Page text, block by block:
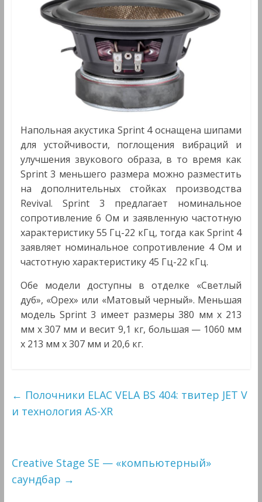
Напольная акустика Sprint 4 оснащена шипами
для устойчивости, поглощения вибраций и
улучшения звукового образа, в то время как
Sprint 3 меньшего размера можно разместить
на дополнительных стойках производства
Revival. Sprint 3 предлагает номинальное
сопротивление 6 Ом и заявленную частотную
характеристику 55 Гц-22 кГц, тогда как Sprint 4
заявляет номинальное сопротивление 4 Ом и
частотную характеристику 45 Гц-22 кГц.
Обе модели доступны в отделке «Светлый
дуб», «Орех» или «Матовый черный». Меньшая
модель Sprint 3 имеет размеры 380 мм x 213
мм x 307 мм и весит 9,1 кг, большая — 1060 мм
x 213 мм x 307 мм и 20,6 кг.
← Полочники ELAC VELA BS 404: твитер JET V
и технология AS-XR
Creative Stage SE — «компьютерный»
саундбар →